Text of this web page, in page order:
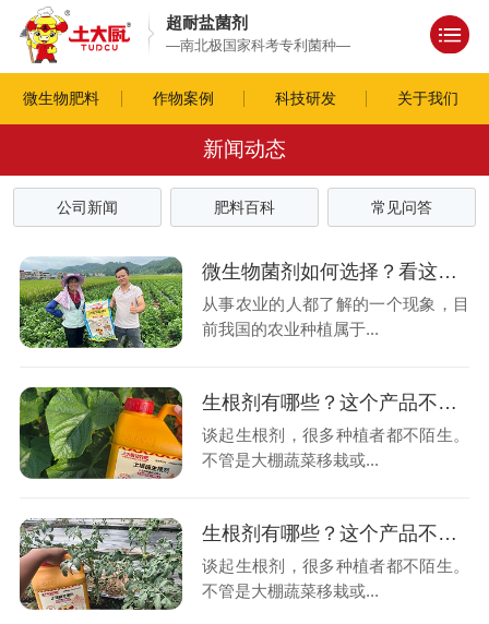
超耐盐菌剂
—南北极国家科考专利菌种—
微生物肥料 作物案例 科技研发 关于我们
新闻动态
公司新闻 肥料百科 常见问答
微生物菌剂如何选择？看这几方面（上）
从事农业的人都了解的一个现象，目
前我国的农业种植属于...
生根剂有哪些？这个产品不可不知（下）
谈起生根剂，很多种植者都不陌生。
不管是大棚蔬菜移栽或...
生根剂有哪些？这个产品不可不知（上）
谈起生根剂，很多种植者都不陌生。
不管是大棚蔬菜移栽或...